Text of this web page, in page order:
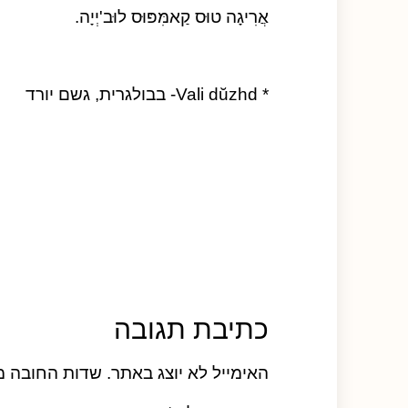
אֲרִיגָה טוּס קַאמִּפּוּס לוּב'יְיָה.
* Vali dŭzhd- בבולגרית, גשם יורד
כתיבת תגובה
האימייל לא יוצג באתר. שדות החובה